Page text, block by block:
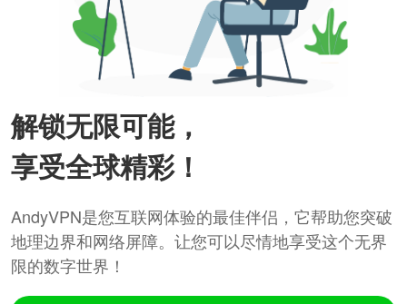
解锁无限可能，
享受全球精彩！
AndyVPN是您互联网体验的最佳伴侣，它帮助您突破
地理边界和网络屏障。让您可以尽情地享受这个无界
限的数字世界！